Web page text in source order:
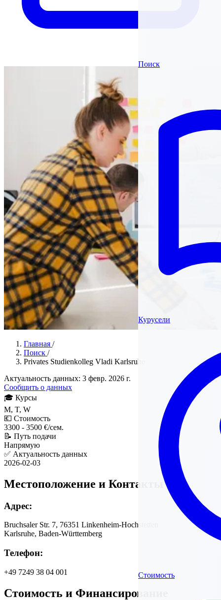
Поиск
Курусели
Стоимость
Главная /
Поиск /
Privates Studienkolleg Vladi Karlsruhe
Актуальность данных: 3 февр. 2026 г.
Сообщить о данных
🎓 Курсы
M, T, W
💶 Стоимость
3300 - 3500 €/сем.
📝 Путь подачи
Напрямую
✅ Актуальность данных
2026-02-03
Местоположение и Контакты
Адрес:
Bruchsaler Str. 7, 76351 Linkenheim-Hochstetten
Karlsruhe, Baden-Württemberg
Телефон:
+49 7249 38 04 001
Стоимость и Финансирование